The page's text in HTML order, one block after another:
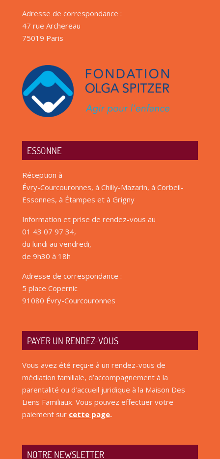
Adresse de correspondance :
47 rue Archereau
75019 Paris
ESSONNE
Réception à
Évry-Courcouronnes, à Chilly-Mazarin, à Corbeil-
Essonnes, à Étampes et à Grigny
Information et prise de rendez-vous au
01 43 07 97 34,
du lundi au vendredi,
de 9h30 à 18h
Adresse de correspondance :
5 place Copernic
91080 Évry-Courcouronnes
PAYER UN RENDEZ-VOUS
Vous avez été reçu·e à un rendez-vous de
médiation familiale, d’accompagnement à la
parentalité ou d’accueil juridique à la Maison Des
Liens Familiaux. Vous pouvez effectuer votre
paiement sur cette page.
NOTRE NEWSLETTER